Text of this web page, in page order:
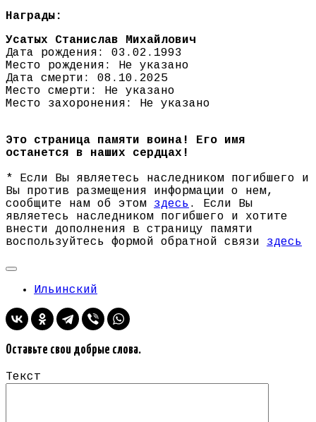
Награды:
Усатых Станислав Михайлович
Дата рождения: 03.02.1993
Место рождения: Не указано
Дата смерти: 08.10.2025
Место смерти: Не указано
Место захоронения: Не указано
Это страница памяти воина! Его имя
останется в наших сердцах!
* Если Вы являетесь наследником погибшего и
Вы против размещения информации о нем,
сообщите нам об этом здесь . Если Вы
являетесь наследником погибшего и хотите
внести дополнения в страницу памяти
воспользуйтесь формой обратной связи здесь
Ильинский
Оставьте свои добрые слова.
Текст